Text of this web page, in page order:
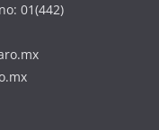
01(442)